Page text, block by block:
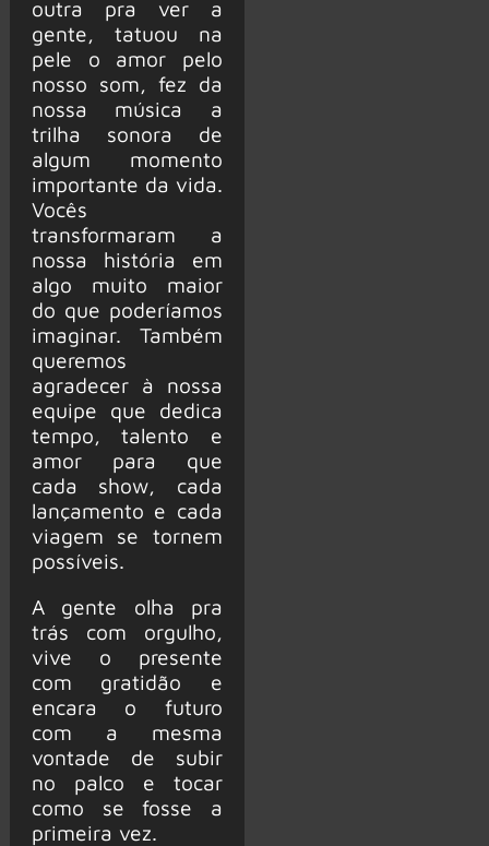
outra pra ver a
gente, tatuou na
pele o amor pelo
nosso som, fez da
nossa música a
trilha sonora de
algum momento
importante da vida.
Vocês
transformaram a
nossa história em
algo muito maior
do que poderíamos
imaginar. Também
queremos
agradecer à nossa
equipe que dedica
tempo, talento e
amor para que
cada show, cada
lançamento e cada
viagem se tornem
possíveis.
A gente olha pra
trás com orgulho,
vive o presente
com gratidão e
encara o futuro
com a mesma
vontade de subir
no palco e tocar
como se fosse a
primeira vez.